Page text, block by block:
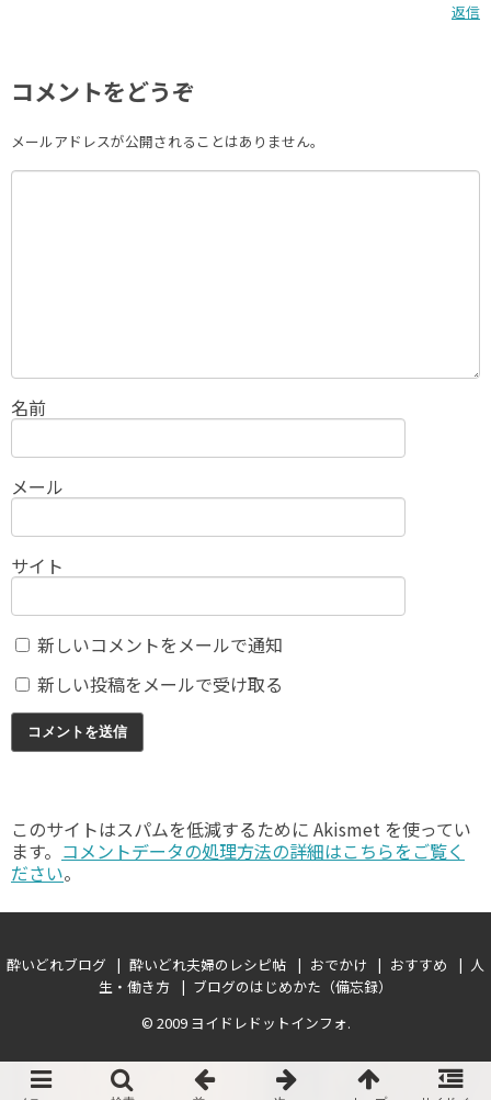
返信
コメントをどうぞ
メールアドレスが公開されることはありません。
名前
メール
サイト
新しいコメントをメールで通知
新しい投稿をメールで受け取る
このサイトはスパムを低減するために Akismet を使ってい
ます。 コメントデータの処理方法の詳細はこちらをご覧く
ださい。
酔いどれブログ 酔いどれ夫婦のレシピ帖 おでかけ おすすめ
人
生・働き方
ブログのはじめかた（備忘録）
© 2009 ヨイドレドットインフォ.